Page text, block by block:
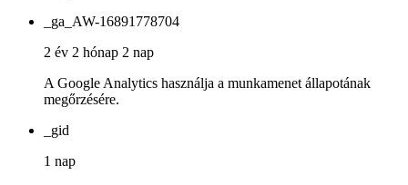
_ga_AW-16891778704
2 év 2 hónap 2 nap
A Google Analytics használja a munkamenet állapotának
megőrzésére.
_gid
1 nap